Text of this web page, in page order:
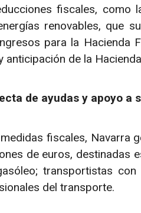
fiscales, como
renovables, que
para la Hacienda
anticipación de la
de ayudas y apoyo a
fiscales, Navarra
de euros, destinadas
transportistas
del transporte.